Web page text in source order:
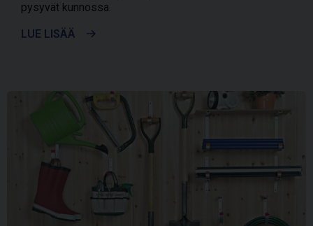
pysyvät kunnossa.
LUE LISÄÄ